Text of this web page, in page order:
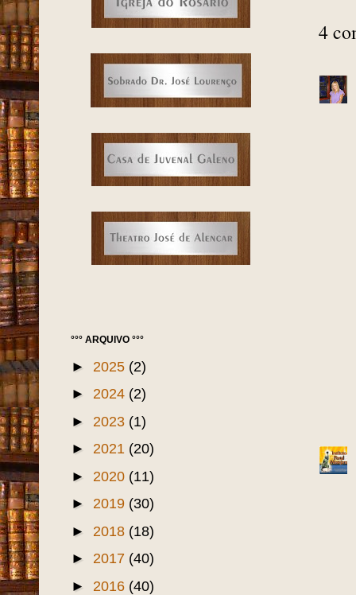
4
°°° ARQUIVO °°°
► 2025 (2)
► 2024 (2)
► 2023 (1)
► 2021 (20)
► 2020 (11)
► 2019 (30)
► 2018 (18)
► 2017 (40)
► 2016 (40)